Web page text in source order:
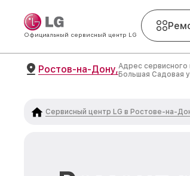
Официальный сервисный центр LG
Ростов-на-Дону,Адрес сервисного
Большая Садовая
Сервисный центр LG в Ростове-на-